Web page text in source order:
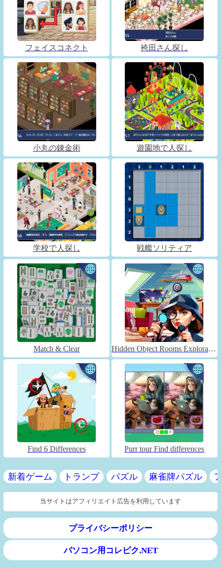
フェイスコネクト 袴田さん探し
小丸の錬金術 遊園地で人探し
学校で人探し 戦艦ソリティア
Match & Clear Hidden Object Rooms Exploration
Find 6 Differences Purr tour Find differences
新着ゲーム トランプ パズル 麻雀牌パズル
当サイトはアフィリエイト広告を利用しています
プライバシーポリシー
パソコン用コレピク.NET